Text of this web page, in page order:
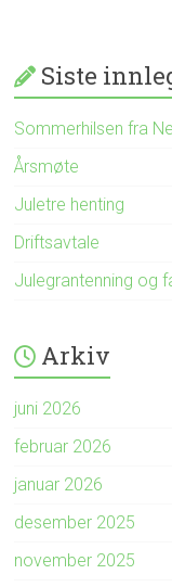
Siste
Sommerhilsen fra
Årsmøte
Juletre henting
Driftsavtale
Julegrantenning og
Arkiv
juni 2026
februar 2026
januar 2026
desember 2025
november 2025